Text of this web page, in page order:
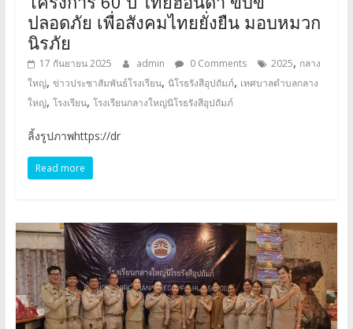
ปลอดภัย เพื่อสังคมไทยยั่งยืน มอบหมวก
นิรภัย
17 กันยายน 2025 admin 0 Comments 2025, กลาง
ใหญ่, ข่าวประชาสัมพันธ์โรงเรียน, นิโรธรังสีอุปถัมภ์, เทศบาลตำบลกลาง
ใหญ่, โรงเรียน, โรงเรียนกลางใหญ่นิโรธรังสีอุปถัมภ์
ลิ้งรูปภาพhttps://dr
Read more